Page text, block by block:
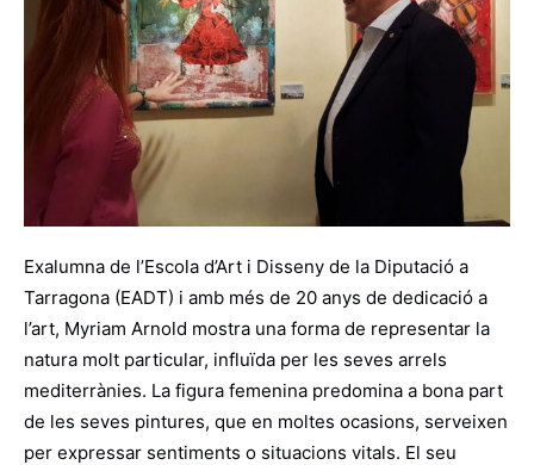
Exalumna de l’Escola d’Art i Disseny de la Diputació a
Tarragona (EADT) i amb més de 20 anys de dedicació a
l’art, Myriam Arnold mostra una forma de representar la
natura molt particular, influïda per les seves arrels
mediterrànies. La figura femenina predomina a bona part
de les seves pintures, que en moltes ocasions, serveixen
per expressar sentiments o situacions vitals. El seu